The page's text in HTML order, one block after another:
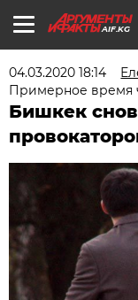
AIF.KG
04.03.2020 18:14
Примерное время
Бишкек